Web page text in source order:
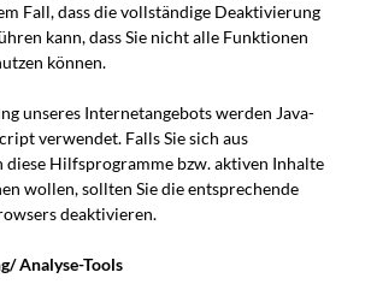
Fall, dass die vollständige Deaktivierung
kann, dass Sie nicht alle Funktionen
können.
unseres Internetangebots werden Java-
verwendet. Falls Sie sich aus
diese Hilfsprogramme bzw. aktiven Inhalte
wollen, sollten Sie die entsprechende
deaktivieren.
Analyse-Tools